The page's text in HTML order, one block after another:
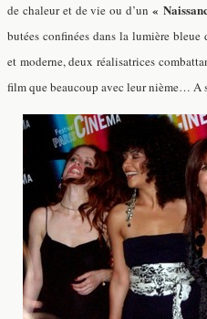
de chaleur et de vie ou d’un«
butées confinées dans la lumière
et moderne, deux réalisatrices
film que beaucoup avec leur nième… A